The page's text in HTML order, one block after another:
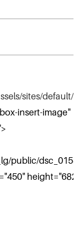
sites/default/
insert-image"
public/
height="682"